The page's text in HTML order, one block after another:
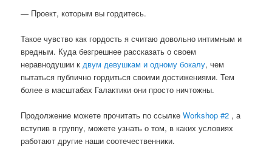
— Проект, которым вы гордитесь.
Такое чувство как гордость я считаю довольно интимным и
вредным. Куда безгрешнее рассказать о своем
неравнодушии кдвум девушкам и одному бокалу, чем
пытаться публично гордиться своими достижениями. Тем
более в масштабах Галактики они просто ничтожны.
Продолжение можете прочитать по ссылкеWorkshop #2 , а
вступив в группу, можете узнать о том, в каких условиях
работают другие наши соотечественники.